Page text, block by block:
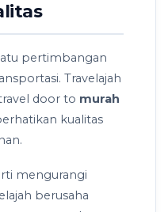
pertimbangan
Travelajah
door to murah
kualitas
mengurangi
berusaha